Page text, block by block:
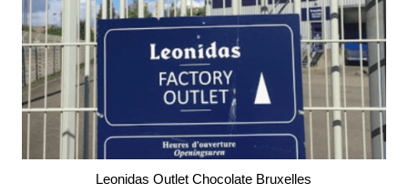
Leonidas Outlet Chocolate Bruxelles